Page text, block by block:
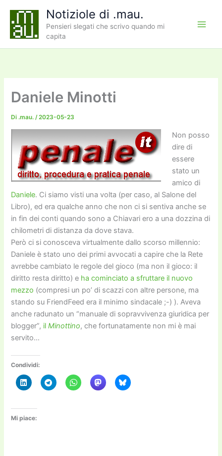
contenuto
Notiziole di .mau.
Pensieri slegati che scrivo quando mi
capita
Daniele Minotti
Di .mau./2023-05-23
Non posso
dire di
essere
stato un
amico di
Daniele. Ci siamo visti una volta (per caso, al Salone del
Libro), ed era qualche anno che non ci si sentiva anche se
in fin dei conti quando sono a Chiavari ero a una dozzina di
chilometri di distanza da dove stava.
Però ci si conosceva virtualmente dallo scorso millennio:
Daniele è stato uno dei primi avvocati a capire che la Rete
avrebbe cambiato le regole del gioco (ma non il gioco: il
diritto resta diritto) e ha cominciato a sfruttare il nuovo
mezzo (compresi un po’ di scazzi con altre persone, ma
stando su FriendFeed era il minimo sindacale ;-) ). Aveva
anche radunato un “manuale di sopravvivenza giuridica per
blogger”, ilMinottino, che fortunatamente non mi è mai
servito…
Condividi:
Mi piace: